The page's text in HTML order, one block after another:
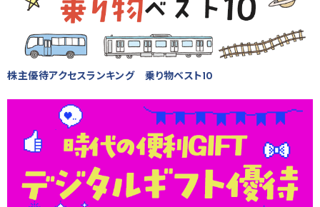
株主優待アクセスランキング 乗り物ベスト10